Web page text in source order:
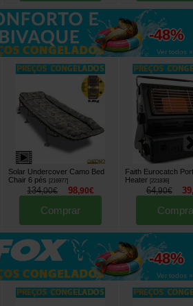
até
-48%
Ver todos »
Solar Undercover Camo Bed
Chair 6 pés
[216977]
134,00€ 98,90€
Comprar
Faith Eurocatch
Heater [221836]
64,90€ 39
até
-48%
Ver todos »